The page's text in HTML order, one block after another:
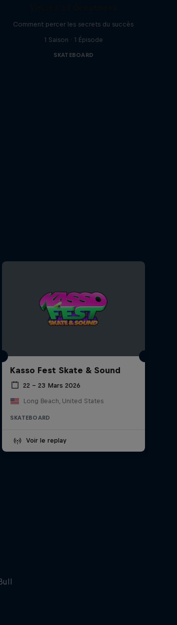
Comment percer les secrets du succès
1 Saison · 1 Épisode
SKATEBOARD
Kasso Fest Skate & Sound
22 – 23 Mars 2026
Long Beach, United States
SKATEBOARD
Voir le replay